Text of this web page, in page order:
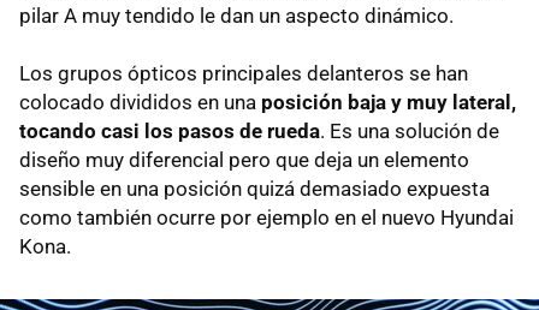
pilar A muy tendido le dan un aspecto dinámico.
Los grupos ópticos principales delanteros se han
colocado divididos en una posición baja y muy lateral,
tocando casi los pasos de rueda. Es una solución de
diseño muy diferencial pero que deja un elemento
sensible en una posición quizá demasiado expuesta
como también ocurre por ejemplo en el nuevo Hyundai
Kona.